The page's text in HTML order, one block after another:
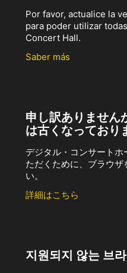
Por favor, actualice la
para poder utilizar
Concert Hall.
Saber más
申し訳ありません
は古くなっており
デジタル・コンサート
ただくために、ブラウザ
い。
詳細はこちら
지원되지 않는 브